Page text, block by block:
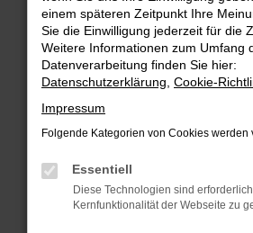
Hier sind ein paar Tipps, die dir
Überprüfe deine Firewall
Internetverbindung.
Laden andere Webseiten, zum
Suchmaschine?
Prüfe deine
können das Laden bestimmter
verhindern. Funktioniert die
anderen Browser oder in
einem späteren Zeitpunkt Ihre
Sie die Einwilligung jederzeit für die
Weitere Informationen zum Umfang
Datenverarbeitung finden Sie hier:
Datenschutzerklärung Cookie-
Impressum
Folgende Kategorien von Cookies werden
Essentiell
Diese Technologien sind
Kernfunktionalität der Webseite zu